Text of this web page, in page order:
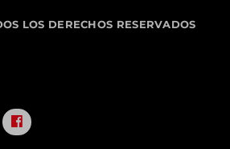
LOS DERECHOS RESERVADOS